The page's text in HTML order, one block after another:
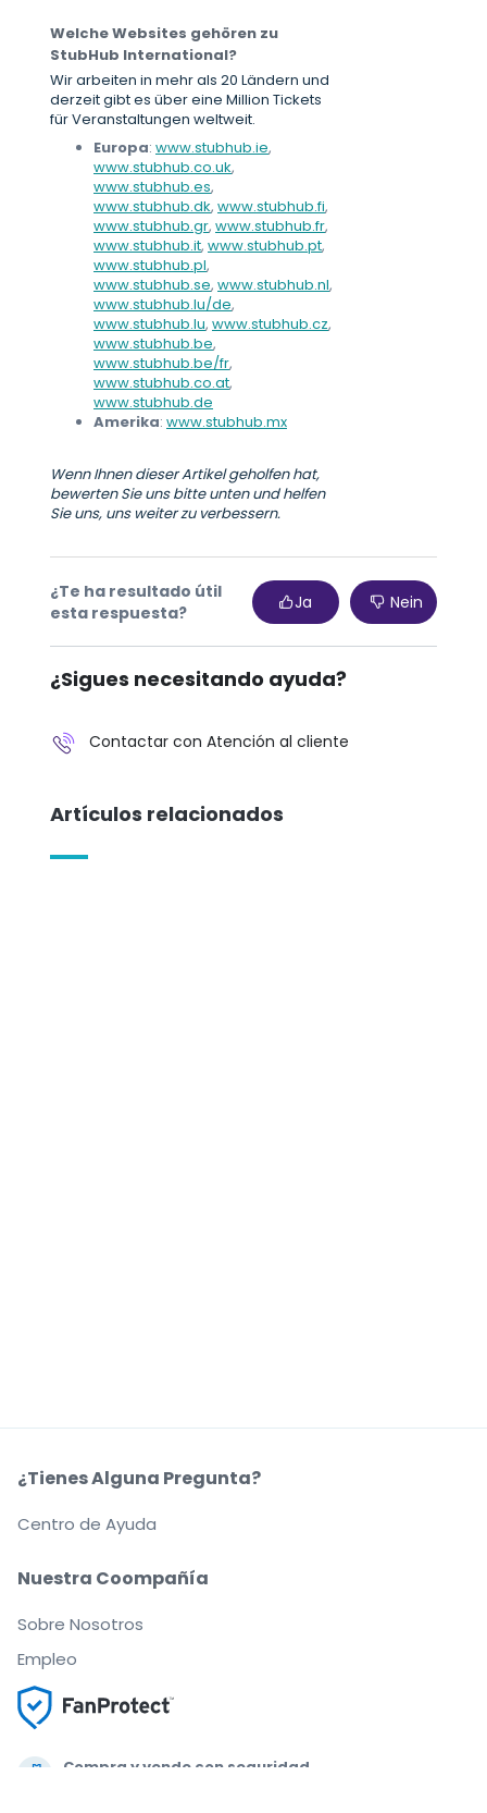
Welche Websites gehören zu
StubHub International?
Wir arbeiten in mehr als 20 Ländern und
derzeit gibt es über eine Million Tickets
für Veranstaltungen weltweit.
Europa: www.stubhub.ie,
www.stubhub.co.uk,
www.stubhub.es,
www.stubhub.dk, www.stubhub.fi,
www.stubhub.gr, www.stubhub.fr,
www.stubhub.it, www.stubhub.pt,
www.stubhub.pl,
www.stubhub.se, www.stubhub.nl,
www.stubhub.lu/de,
www.stubhub.lu, www.stubhub.cz,
www.stubhub.be,
www.stubhub.be/fr,
www.stubhub.co.at,
www.stubhub.de
Amerika: www.stubhub.mx
Wenn Ihnen dieser Artikel geholfen hat,
bewerten Sie uns bitte unten und helfen
Sie uns, uns weiter zu verbessern.
¿Te ha resultado útil
esta respuesta?
Ja Nein
¿Sigues necesitando ayuda?
Contactar con Atención al cliente
Artículos relacionados
Compra y vende con seguridad
Nuestra Coompañía
Sobre Nosotros
Empleo
¿Tienes Alguna Pregunta?
Centro de Ayuda